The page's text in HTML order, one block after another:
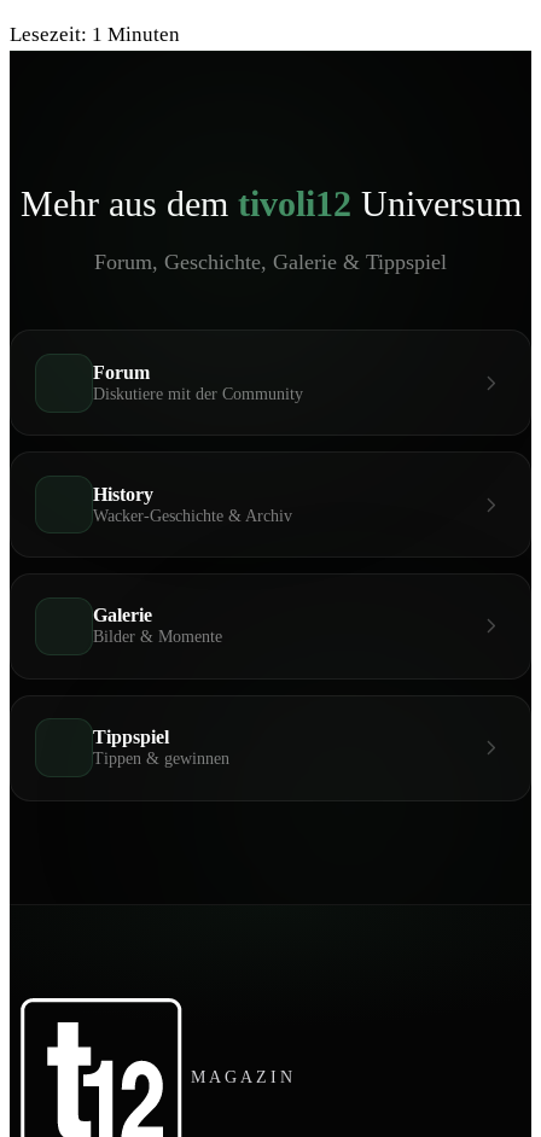
Lesezeit: 1 Minuten
Mehr aus dem tivoli12 Universum
Forum, Geschichte, Galerie & Tippspiel
Forum
Diskutiere mit der Community
History
Wacker-Geschichte & Archiv
Galerie
Bilder & Momente
Tippspiel
Tippen & gewinnen
MAGAZIN